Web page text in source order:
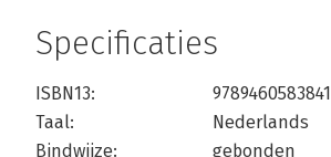
Specificaties
ISBN13:
9789460583841
Taal:
Nederlands
Bindwijze:
gebonden